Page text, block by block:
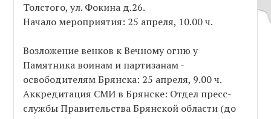
Толстого, ул. Фокина д.26.
Начало мероприятия: 25 апреля, 10.00 ч.
Возложение венков к Вечному огню у
Памятника воинам и партизанам -
освободителям Брянска: 25 апреля, 9.00 ч.
Аккредитация СМИ в Брянске: Отдел пресс-
службы Правительства Брянской области (до